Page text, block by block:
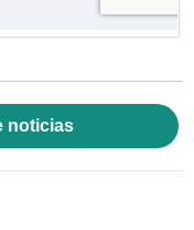
noticias